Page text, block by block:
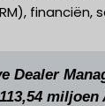
financiën,
Dealer